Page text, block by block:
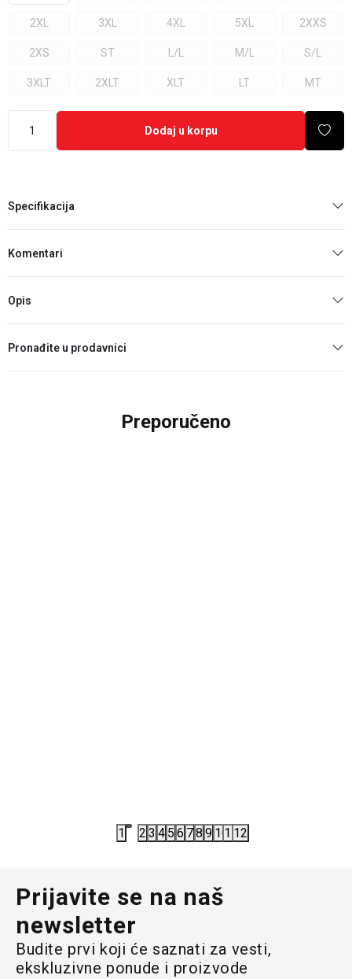
2XL 3XL 4XL 5XL 2XXS
2XS ST L/L M/L S/L
3XLT 2XLT XLT LT MT
Dodaj u korpu
Specifikacija
Komentari
Opis
Pronađite u prodavnici
Preporučeno
1 2 3 4 5 6 78 9 101112
Prijavite se na naš
newsletter
Budite prvi koji će saznati za vesti,
ekskluzivne ponude i proizvode